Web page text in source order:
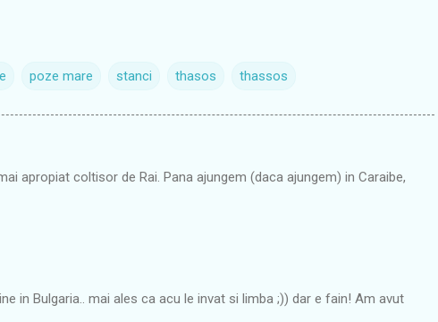
poze mare stanci thasos thassos
apropiat coltisor de Rai. Pana ajungem (daca ajungem) in Caraibe,
in Bulgaria.. mai ales ca acu le invat si limba ;)) dar e fain! Am avut